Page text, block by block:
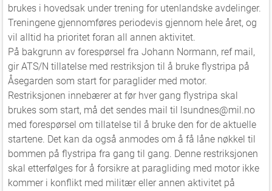
brukes i hovedsak under trening for utenlandske avdelinger.
Treningene gjennomføres periodevis gjennom hele året, og
vil alltid ha prioritet foran all annen aktivitet.
På bakgrunn av forespørsel fra Johann Normann, ref mail,
gir ATS/N tillatelse med restriksjon til å bruke flystripa på
Åsegarden som start for paraglider med motor.
Restriksjonen innebærer at før hver gang flystripa skal
brukes som start, må det sendes mail til lsundnes@mil.no
med forespørsel om tillatelse til å bruke den for de aktuelle
startene. Det kan da også anmodes om å få låne nøkkel til
bommen på flystripa fra gang til gang. Denne restriksjonen
skal etterfølges for å forsikre at paragliding med motor ikke
kommer i konflikt med militær eller annen aktivitet på